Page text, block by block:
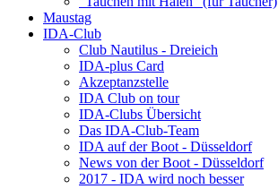
Maustag
IDA-Club
Club Nautilus - Dreieich
IDA-plus Card
Akzeptanzstelle
IDA Club on tour
IDA-Clubs Übersicht
Das IDA-Club-Team
IDA auf der Boot - Düsseldorf
News von der Boot - Düsseldorf
2017 - IDA wird noch besser